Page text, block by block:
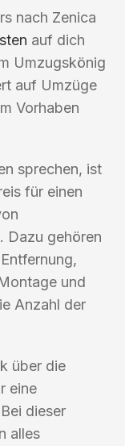
nach Zenica
auf dich
Umzugskönig
auf Umzüge
Vorhaben
sprechen, ist
für einen
Dazu gehören
und
Anzahl der
über die
eine
dieser
alles